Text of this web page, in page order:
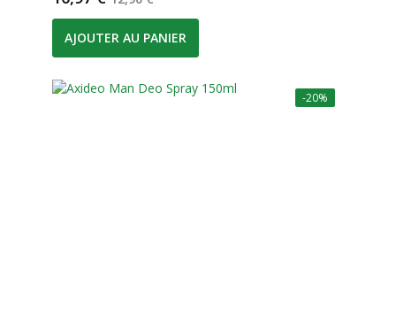
AJOUTER AU PANIER
-20%